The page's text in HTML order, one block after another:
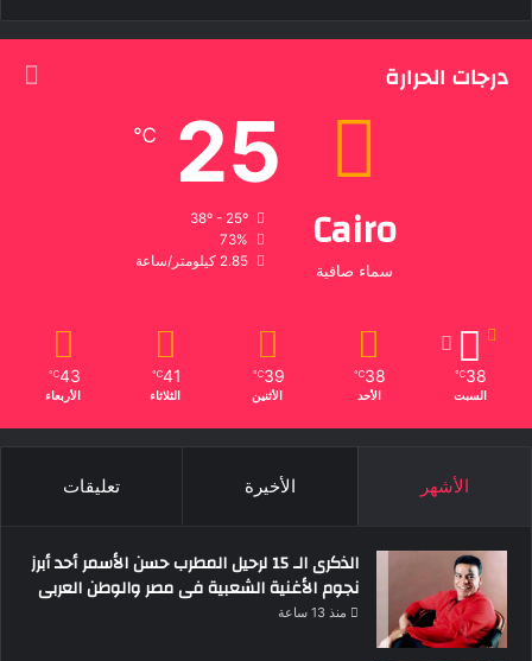
درجات الحرارة
Cairo
سماء صافية
25
℃
73%
2.85 كيلومتر/ساعة
38
℃
السبت
38
℃
الأحد
39
℃
الأثنين
41
℃
الثلاثاء
43
℃
الأربعاء
الأشهر الأخيرة تعليقات
الذكرى الـ 15 لرحيل المطرب حسن الأسمر أحد أبرز
نجوم الأغنية الشعبية فى مصر والوطن العربى
منذ 13 ساعة